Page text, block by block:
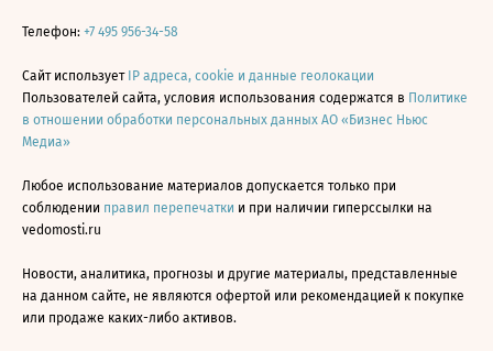
Телефон: +7 495 956-34-58
Сайт использует IP адреса, cookie и данные геолокации
Пользователей сайта, условия использования содержатся в Политике
в отношении обработки персональных данных АО «Бизнес Ньюс
Медиа»
Любое использование материалов допускается только при
соблюдении правил перепечатки и при наличии гиперссылки на
vedomosti.ru
Новости, аналитика, прогнозы и другие материалы, представленные
на данном сайте, не являются офертой или рекомендацией к покупке
или продаже каких-либо активов.